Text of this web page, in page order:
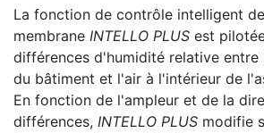
La fonction de contrôle intelligent
membrane INTELLO PLUS est
différences d'humidité relative
du bâtiment et l'air à l'intérieur de
En fonction de l'ampleur et de la
différences, INTELLO PLUS modifie